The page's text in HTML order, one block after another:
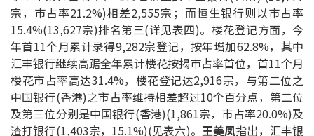
联络方式
网上申请按揭转介
条款及细则
私隐政策
宗，巿占率21.2%)相差2,555宗；而恒生银行则以巿占率
15.4%(13,627宗)排名第三(详见表四)。楼花登记方面，今
年首11个月累计录得9,282宗登记，按年增加62.8%，其中
汇丰银行继续高踞全年累计楼花按揭巿占率首位，首11个月
楼花市占率高达31.4%，楼花登记达2,916宗，与第二位之
中国银行(香港)之市占率维持相差超过10个百分点，第二位
及第三位分别是中国银行(香港)(1,861宗，巿占率20.0%)及
渣打银行(1,403宗，15.1%)(见表六)。 王美凤指出，汇丰银